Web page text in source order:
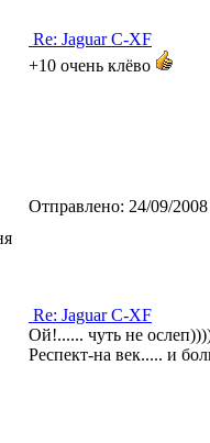
Re: Jaguar C-XF
+10 очень клёво
Отправлено: 24/09/
Re: Jaguar C-XF
Ой!...... чуть не
Респект-на век..... и